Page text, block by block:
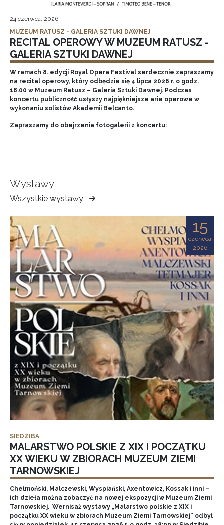
24 czerwca, 2026
MUZEUM RATUSZ - GALERIA SZTUKI DAWNEJ
RECITAL OPEROWY W MUZEUM RATUSZ -
GALERIA SZTUKI DAWNEJ
W ramach 8. edycji Royal Opera Festival serdecznie zapraszamy
na recital operowy, który odbędzie się 4 lipca 2026 r. o godz.
18.00 w Muzeum Ratusz – Galeria Sztuki Dawnej. Podczas
koncertu publiczność usłyszy najpiękniejsze arie operowe w
wykonaniu solistów Akademii Belcanto.
Zapraszamy do obejrzenia fotogalerii z koncertu:
Wystawy
Wszystkie wystawy
Muzeum
Ziemi
Tarnowskiej
15
czerwca
2026
SIEDZIBA
MALARSTWO POLSKIE Z XIX I POCZĄTKU
XX WIEKU W ZBIORACH MUZEUM ZIEMI
TARNOWSKIEJ
Chełmoński, Malczewski, Wyspiański, Axentowicz, Kossak i inni –
ich dzieła można zobaczyć na nowej ekspozycji w Muzeum Ziemi
Tarnowskiej. Wernisaż wystawy „Malarstwo polskie z XIX i
początku XX wieku w zbiorach Muzeum Ziemi Tarnowskiej” odbył